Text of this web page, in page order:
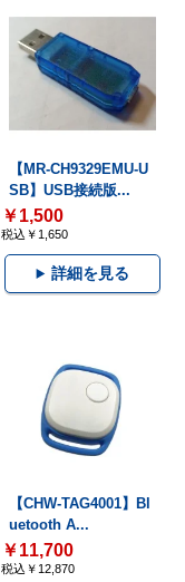
【MR-CH9329EMU-U
SB】USB接続版...
￥1,500
税込￥1,650
詳細を見る
【CHW-TAG4001】Bl
uetooth A...
￥11,700
税込￥12,870